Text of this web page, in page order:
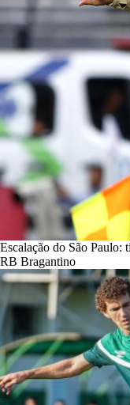
Escalação do São Paulo:
RB Bragantino